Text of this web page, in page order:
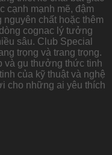
cạnh mạnh mẽ, đậm
chất hoặc thêm
cognac lý tưởng
sâu. Club Special
trọng và trang trọng.
và gu thưởng thức tinh
của kỹ thuật và nghệ
cho những ai yêu thích